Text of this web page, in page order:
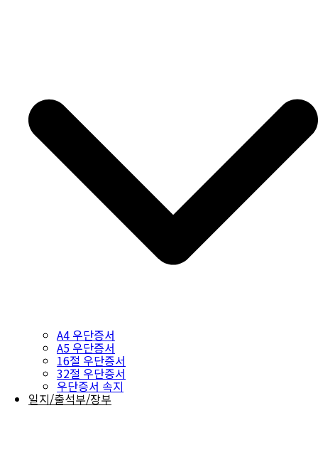
A4 우단증서
A5 우단증서
16절 우단증서
32절 우단증서
우단증서 속지
일지/출석부/장부